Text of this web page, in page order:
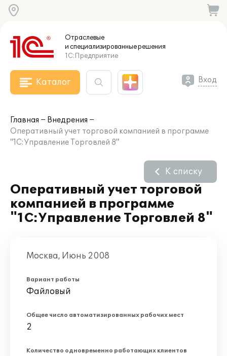
Отраслевые
и специализированныерешения
1С:Предприятие
Каталог Вход
Главная
Внедрения
Оперативный учет торговой компанией в программе
"1С:Управление Торговлей 8"
Оперативный учет торговой
компанией в программе
"1С:Управление Торговлей 8"
К списку
Москва, Июнь 2008
Вариант работы
Файловый
Общее число автоматизированных рабочих мест
2
Количество одновременно работающих клиентов